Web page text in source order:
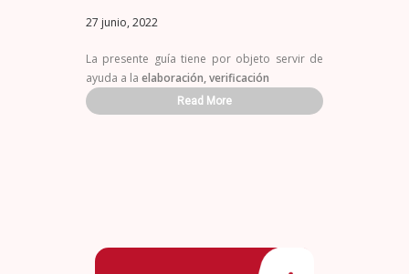
27 junio, 2022
La presente guía tiene por objeto servir de
ayuda a la elaboración, verificación
Read More